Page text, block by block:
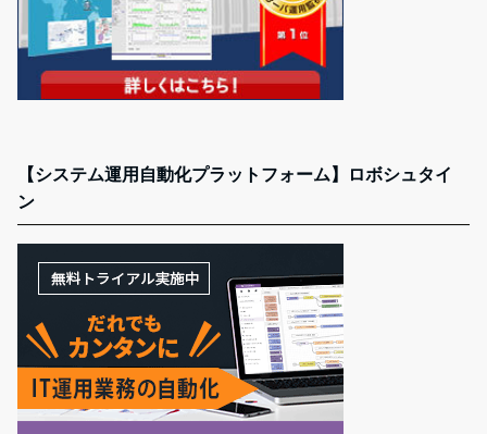
【システム運用自動化プラットフォーム】ロボシュタイ
ン